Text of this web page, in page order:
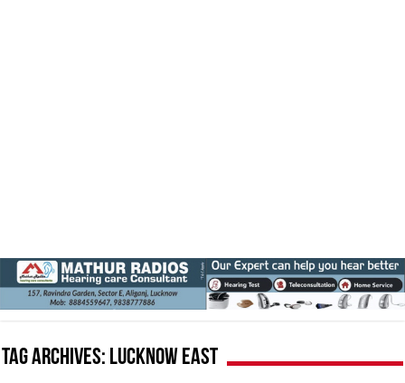
Tag Archives: Lucknow East